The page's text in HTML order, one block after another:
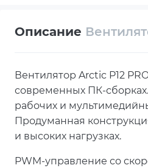
Описание
Вентилятор Arctic P12
современных ПК-
рабочих и
Продуманная
и высоких нагрузках.
PWM-управление со